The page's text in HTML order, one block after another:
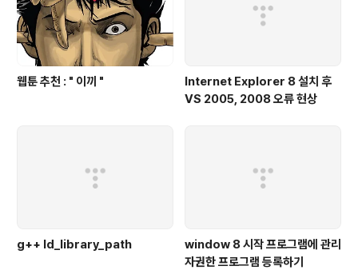
웹툰 추천 : " 이끼 "
Internet Explorer 8 설치 후
VS 2005, 2008 오류 현상
g++ ld_library_path
window 8 시작 프로그램에 관리
자권한 프로그램 등록하기